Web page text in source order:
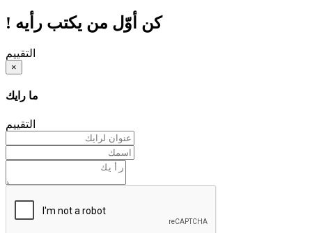
! كن أوّل من يكتب رأيه
التقييم
×
ما رايك
التقييم